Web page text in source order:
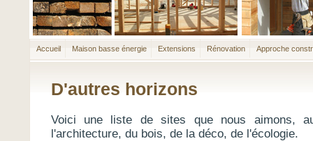
Accueil Maison basse énergie Extensions Rénovation Approche
D'autres horizons
Voici une liste de sites que nous aimons,
l'architecture, du bois, de la déco, de l'écologie.